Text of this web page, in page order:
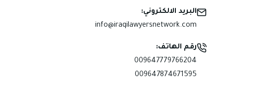
البريد الالكتروني:
info@iraqilawyersnetwork.com
رقم الهاتف:
009647779766204
009647874671595